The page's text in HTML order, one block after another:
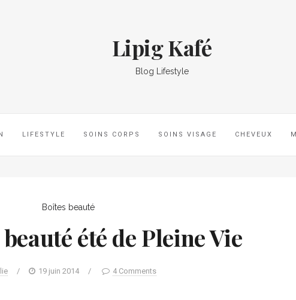
Lipig Kafé
Blog Lifestyle
LIFESTYLE SOINS CORPS SOINS VISAGE CHEVEUX
Boîtes beauté
été de Pleine Vie
/ 19 juin 2014 / 4 Comments